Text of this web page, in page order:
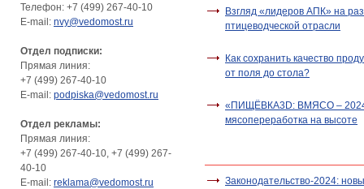
Телефон: +7 (499) 267-40-10
E-mail: nvy@vedomost.ru
Отдел подписки:
Прямая линия:
+7 (499) 267-40-10
E-mail: podpiska@vedomost.ru
Отдел рекламы:
Прямая линия:
+7 (499) 267-40-10, +7 (499) 267-
40-10
E-mail: reklama@vedomost.ru
Взгляд «лидеров АПК» на
птицеводческой отрасли
Как сохранить качество
от поля до стола?
«ПИЩЁВКА3D: ВМЯСО –
мясопереработка на высоте
Законодательство-2024: